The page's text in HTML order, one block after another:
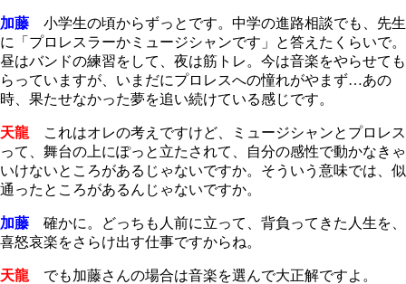
加藤 小学生の頃からずっとです。中学の進路相談でも、先生
に「プロレスラーかミュージシャンです」と答えたくらいで。
昼はバンドの練習をして、夜は筋トレ。今は音楽をやらせても
らっていますが、いまだにプロレスへの憧れがやまず…あの
時、果たせなかった夢を追い続けている感じです。
天龍 これはオレの考えですけど、ミュージシャンとプロレス
って、舞台の上にぽっと立たされて、自分の感性で動かなきゃ
いけないところがあるじゃないですか。そういう意味では、似
通ったところがあるんじゃないですか。
加藤 確かに。どっちも人前に立って、背負ってきた人生を、
喜怒哀楽をさらけ出す仕事ですからね。
天龍 でも加藤さんの場合は音楽を選んで大正解ですよ。